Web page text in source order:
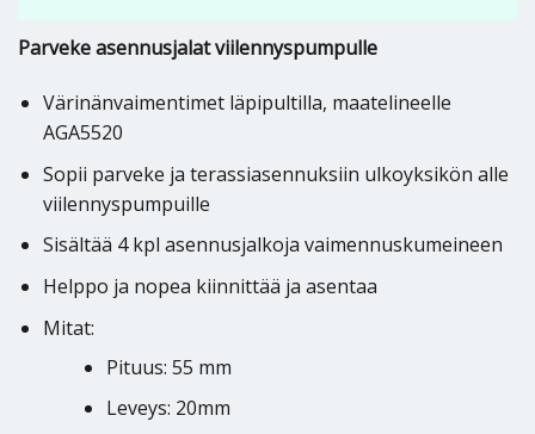
Parveke asennusjalat viilennyspumpulle
Värinänvaimentimet läpipultilla, maatelineelle
AGA5520
Sopii parveke ja terassiasennuksiin ulkoyksikön alle
viilennyspumpuille
Sisältää 4 kpl asennusjalkoja vaimennuskumeineen
Helppo ja nopea kiinnittää ja asentaa
Mitat:
Pituus: 55 mm
Leveys: 20mm